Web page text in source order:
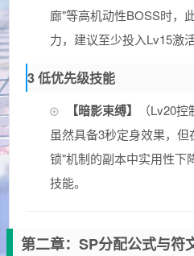
廊"等高机动性BOSS时，
力，建议至少投入Lv15激
3 低优先级技能
【暗影束缚】
（Lv20控
虽然具备3秒定身效果，
锁"机制的副本中实用性下
技能。
第二章：SP分配公式与符